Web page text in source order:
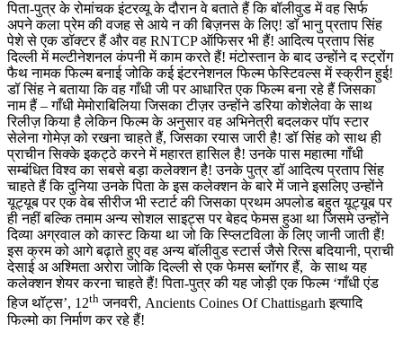
पिता-पुत्र के रोमांचक इंटरव्यू के दौरान वे बताते हैं कि बॉलीवुड में वह सिर्फ
अपने कला प्रेम की वजह से आये न की बिज़नस के लिए! डॉ भानु प्रताप सिंह
पेशे से एक डॉक्टर हैं और वह RNTCP ऑफिसर भी हैं! आदित्य प्रताप सिंह
दिल्ली में मल्टीनेशनल कंपनी में काम करते हैं! मंटोस्तान के बाद उन्होंने द स्ट्रोंग
फैथ नामक फिल्म बनाई जोकि कई इंटरनेशनल फिल्म फेस्टिवल्स में स्क्रीन हुई!
डॉ सिंह ने बताया कि वह गाँधी जी पर आधारित एक फिल्म बना रहे हैं जिसका
नाम हैं – गाँधी मेमोराबिलिया जिसका टीज़र उन्होंने डरिया कोशेलेवा के साथ
रिलीज़ किया है लेकिन फिल्म के अनुसार वह अभिनेत्री बदलकर पॉप स्टार
सेलेना गोमेज़ को रखना चाहते हैं, जिसका रयास जारी है! डॉ सिंह को साथ ही
प्राचीन सिक्के इकट्ठे करने में महारत हासिल है! उनके पास महात्मा गाँधी
सम्बंधित विश्व का सबसे बड़ा कलेक्शन है! उनके पुत्र डॉ आदित्य प्रताप सिंह
चाहते हैं कि दुनिया उनके पिता के इस कलेक्शन के बारे में जाने इसलिए उन्होंने
यूट्यूब पर एक वेब सीरीज भी स्टार्ट की जिसका प्रथम अपलोड बहुत यूट्यूब पर
ही नहीं बल्कि तमाम अन्य सोशल साइट्स पर बेहद फेमस हुआ था जिसमे उन्होंने
दिव्या अग्रवाल को कास्ट किया था जो कि स्प्लिटविला के लिए जानी जाती हैं!
इस क्रम को आगे बढ़ाते हुए वह अन्य बॉलीवुड स्टार्स जैसे रित्स बदियानी, प्राची
देसाई अ अश्मिता अरोरा जोकि दिल्ली से एक फेमस ब्लॉगर हैं, के साथ यह
कलेक्शन शेयर करना चाहते हैं! पिता-पुत्र की यह जोड़ी एक फिल्म ‘गाँधी एंड
हिज थॉट्स’, 12th जनवरी, Ancients Coines Of Chattisgarh इत्यादि
फिल्मो का निर्माण कर रहे हैं!